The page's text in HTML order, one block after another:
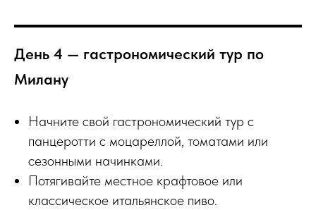
День 4 — гастрономический тур по
Милану
Начните свой гастрономический тур с
панцеротти с моцареллой, томатами или
сезонными начинками.
Потягивайте местное крафтовое или
классическое итальянское пиво.